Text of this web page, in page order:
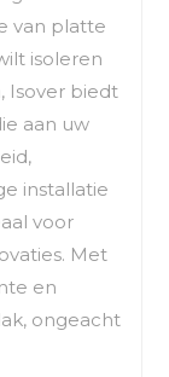
van platte
isoleren
Isover biedt
aan uw
installatie
voor
Met
en
ongeacht